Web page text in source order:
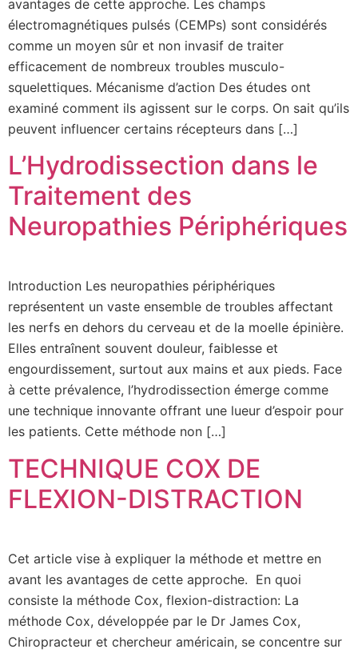
avantages de cette approche. Les champs
électromagnétiques pulsés (CEMPs) sont considérés
comme un moyen sûr et non invasif de traiter
efficacement de nombreux troubles musculo-
squelettiques. Mécanisme d’action Des études ont
examiné comment ils agissent sur le corps. On sait qu’ils
peuvent influencer certains récepteurs dans […]
L’Hydrodissection dans le
Traitement des
Neuropathies Périphériques
Introduction Les neuropathies périphériques
représentent un vaste ensemble de troubles affectant
les nerfs en dehors du cerveau et de la moelle épinière.
Elles entraînent souvent douleur, faiblesse et
engourdissement, surtout aux mains et aux pieds. Face
à cette prévalence, l’hydrodissection émerge comme
une technique innovante offrant une lueur d’espoir pour
les patients. Cette méthode non […]
TECHNIQUE COX DE
FLEXION-DISTRACTION
Cet article vise à expliquer la méthode et mettre en
avant les avantages de cette approche. En quoi
consiste la méthode Cox, flexion-distraction: La
méthode Cox, développée par le Dr James Cox,
Chiropracteur et chercheur américain, se concentre sur